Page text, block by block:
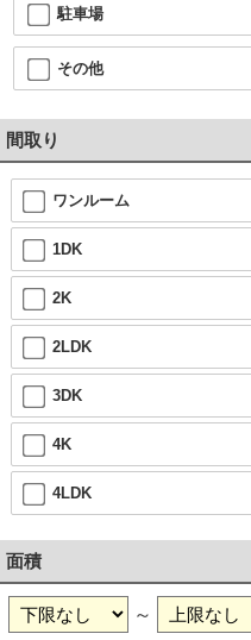
駐車場
その他
間取り
ワンルーム
1DK
2K
2LDK
3DK
4K
4LDK
面積
～